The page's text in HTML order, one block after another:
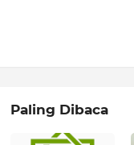
Paling Dibaca